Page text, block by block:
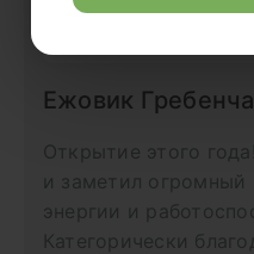
Ежовик
Открытие этого
и заметил огромный
энергии и
Категорически